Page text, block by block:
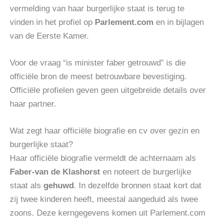
vermelding van haar burgerlijke staat is terug te
vinden in het profiel op Parlement.com en in bijlagen
van de Eerste Kamer.
Voor de vraag “is minister faber getrouwd” is die
officiële bron de meest betrouwbare bevestiging.
Officiële profielen geven geen uitgebreide details over
haar partner.
Wat zegt haar officiële biografie en cv over gezin en
burgerlijke staat?
Haar officiële biografie vermeldt de achternaam als
Faber-van de Klashorst en noteert de burgerlijke
staat als gehuwd. In dezelfde bronnen staat kort dat
zij twee kinderen heeft, meestal aangeduid als twee
zoons. Deze kerngegevens komen uit Parlement.com